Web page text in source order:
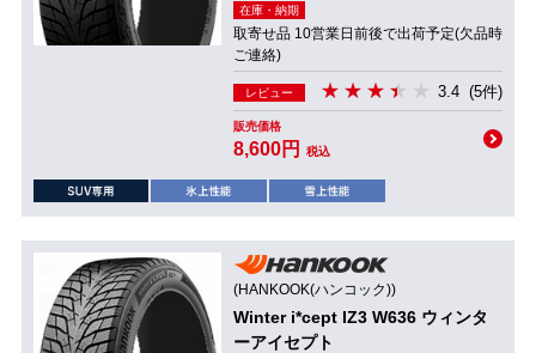
在庫・納期
取寄せ品 10営業日前後で出荷予定(欠品時
ご連絡)
レビュー 3.4 (5件)
販売価格
8,600円 税込
(HANKOOK(ハンコック))
Winter i*cept IZ3 W636 ウィンタ
ーアイセプト